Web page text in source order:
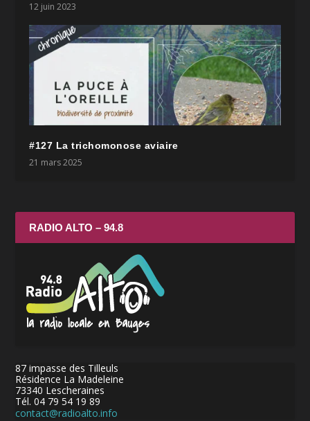
12 juin 2023
#127 La trichomonose aviaire
21 mars 2025
RADIO ALTO – 94.8
87 impasse des Tilleuls
Résidence La Madeleine
73340 Lescheraines
Tél. 04 79 54 19 89
contact@radioalto.info